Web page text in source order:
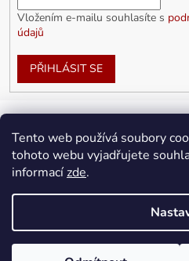
Tento web používá soubory
tohoto webu vyjadřujete
informacízde.
Vložením e-mailu souhlasíte s
údajů
PŘIHLÁSIT SE